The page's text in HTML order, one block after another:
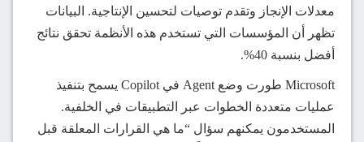
معدلات الإنجاز وتقدم توصيات لتحسين الإنتاجية. البيانات
تظهر أن المؤسسات التي تستخدم هذه الأنظمة تحقق نتائج
أفضل بنسبة 40%.
Microsoft طورت وضع Agent في Copilot يسمح بتنفيذ
عمليات متعددة الخطوات عبر التطبيقات في الخلفية.
المستخدمون يمكنهم سؤال “ما هي القرارات المعلقة قبل